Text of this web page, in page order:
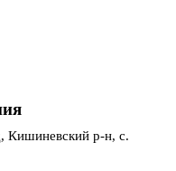
Кишиневский р-н, с.